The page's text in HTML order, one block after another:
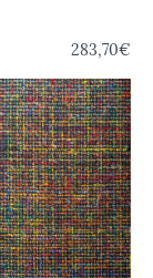
283,70€